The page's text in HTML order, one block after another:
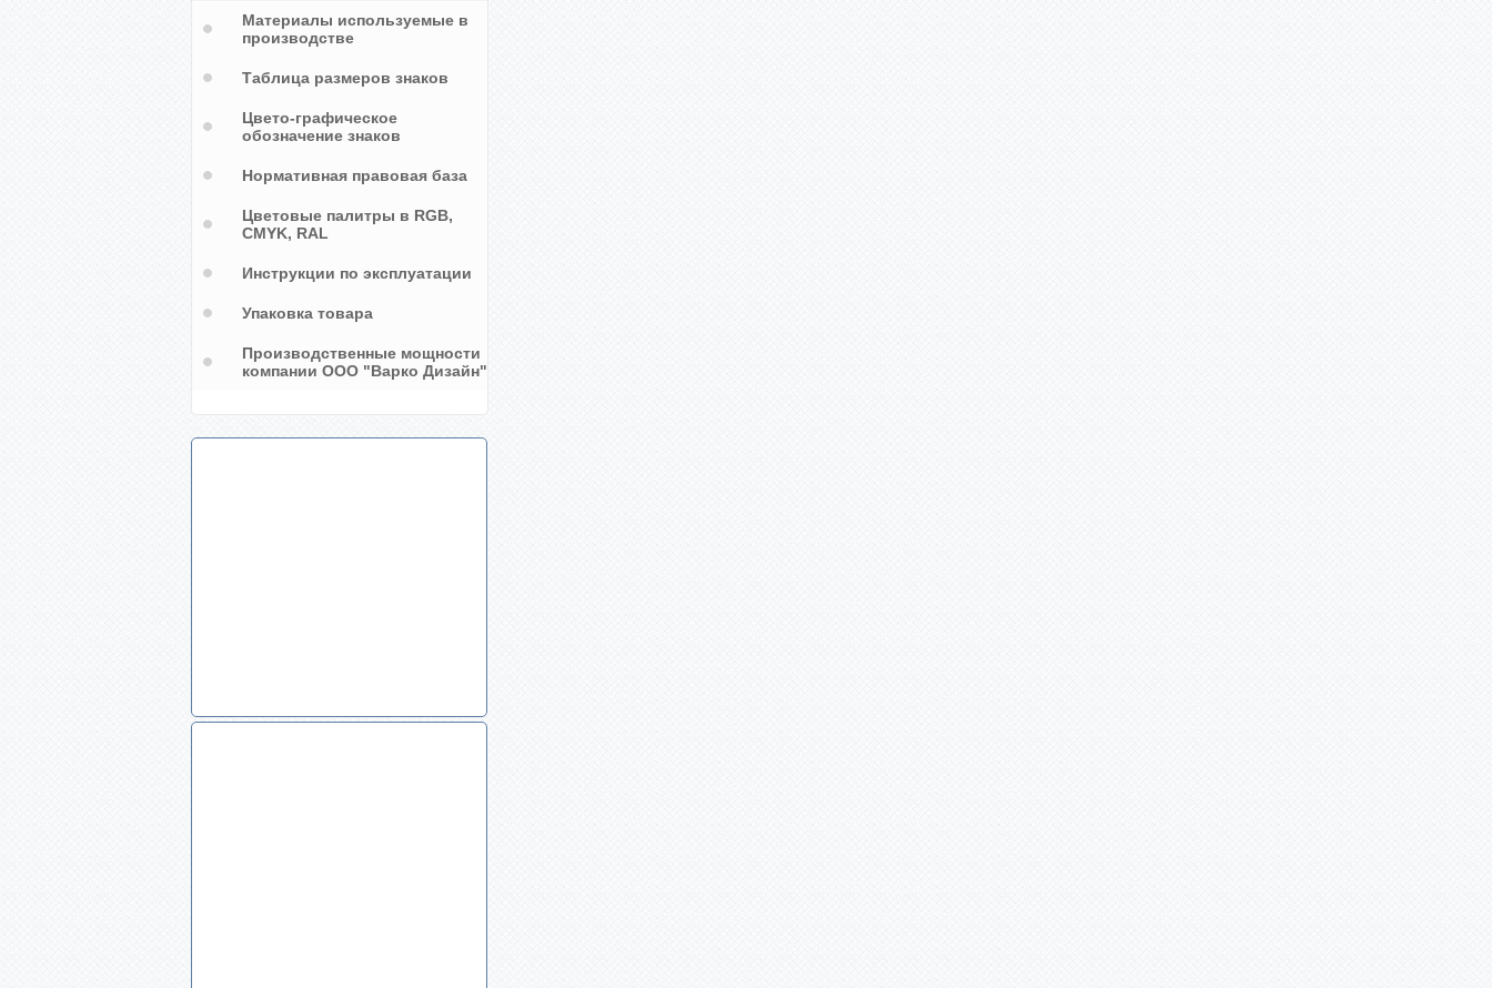
Материалы используемые в
производстве
Таблица размеров знаков
Цвето-графическое
обозначение знаков
Нормативная правовая база
Цветовые палитры в RGB,
CMYK, RAL
Инструкции по эксплуатации
Упаковка товара
Производственные мощности
компании ООО "Варко Дизайн"